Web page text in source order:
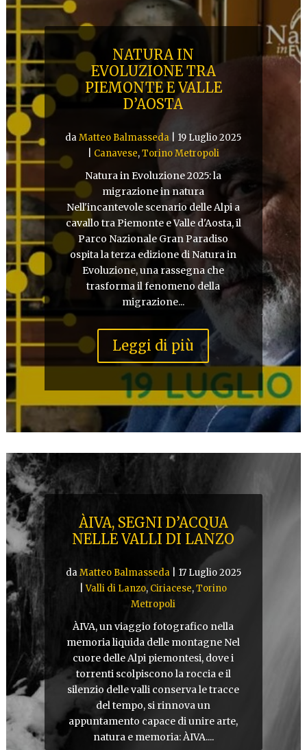
NATURA IN
EVOLUZIONE TRA
PIEMONTE E VALLE
D’AOSTA
daMatteo Balmasseda
19 Luglio 2025
Canavese,Torino Metropoli
Natura in Evoluzione 2025: la
migrazione in natura
Nell'incantevole scenario delle Alpi a
cavallo tra Piemonte e Valle d'Aosta, il
Parco Nazionale Gran Paradiso
ospita la terza edizione di Natura in
Evoluzione, una rassegna che
trasforma il fenomeno della
migrazione...
Leggi di più
ÀIVA, SEGNI D’ACQUA
NELLE VALLI DI LANZO
daMatteo Balmasseda| 17 Luglio 2025
|Valli di Lanzo, Ciriacese,Torino
Metropoli
ÀIVA, un viaggio fotografico nella
memoria liquida delle montagne Nel
cuore delle Alpi piemontesi, dove i
torrenti scolpiscono la roccia e il
silenzio delle valli conserva le tracce
del tempo, si rinnova un
appuntamento capace di unire arte,
natura e memoria: ÀIVA....